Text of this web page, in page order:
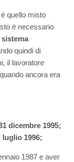
quello misto
è necessario
sistema
quindi di
il lavoratore
ancora era
dicembre 1995;
luglio 1996;
1987 e aver